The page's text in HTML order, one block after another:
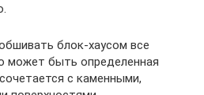
блок-хаусом все
может быть определенная
с каменными,